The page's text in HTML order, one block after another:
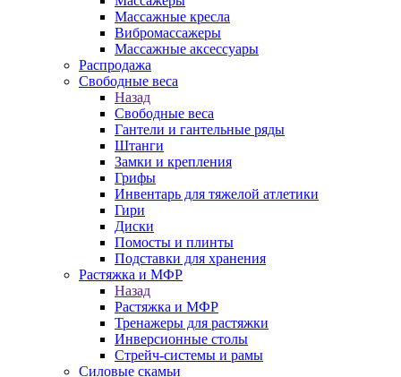
Массажные кресла
Вибромассажеры
Массажные аксессуары
Распродажа
Свободные веса
Назад
Свободные веса
Гантели и гантельные ряды
Штанги
Замки и крепления
Грифы
Инвентарь для тяжелой атлетики
Гири
Диски
Помосты и плинты
Подставки для хранения
Растяжка и МФР
Назад
Растяжка и МФР
Тренажеры для растяжки
Инверсионные столы
Стрейч-системы и рамы
Силовые скамьи